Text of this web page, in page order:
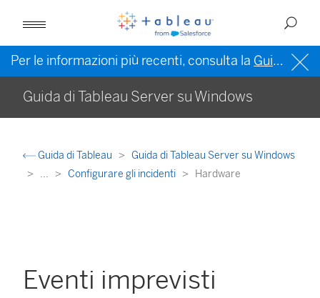
Per le informazioni più recenti, consulta la Guida di Tableau in inglese (Stati Uniti)
Guida di Tableau Server su Windows
Guida di Tableau
Guida di Tableau Server su Windows
...
Configurare gli incidenti Hardware
Eventi imprevisti